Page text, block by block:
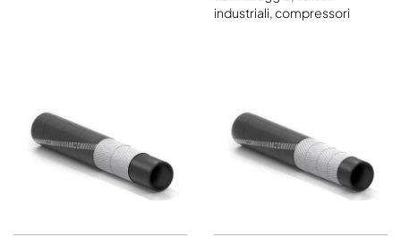
industriali, compressori